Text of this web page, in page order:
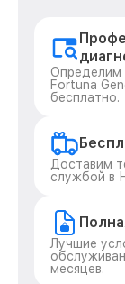
Определим
Fortuna
бесплатно.
Доставим
службой в
Лучшие
месяцев.